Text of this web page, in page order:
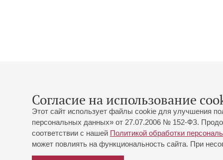
Согласие на использование
Этот сайт использует файлы cookie для улучшения
персональных данных» от 27.07.2006 № 152-ФЗ.
соответствии с нашей Политикой обработки
может повлиять на функциональность сайта. При